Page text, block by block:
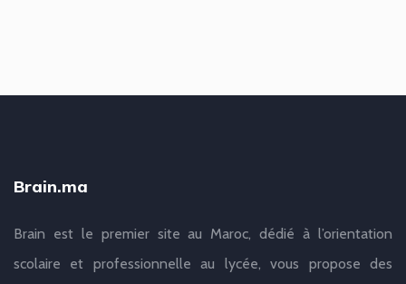
Brain.ma
Brain est le premier site au Maroc, dédié à l’orientation
scolaire et professionnelle au lycée, vous propose des